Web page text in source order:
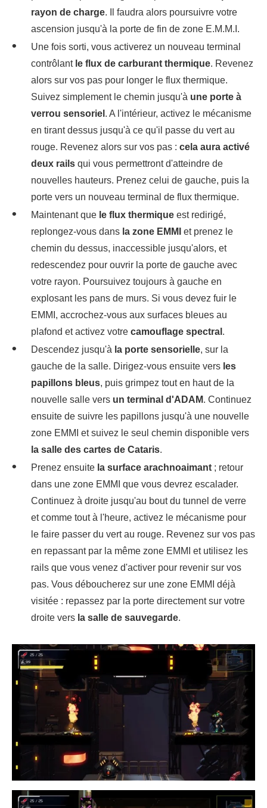
rayon de charge. Il faudra alors poursuivre votre
ascension jusqu'à la porte de fin de zone E.M.M.I.
Une fois sorti, vous activerez un nouveau terminal
contrôlantle flux de carburant thermique. Revenez
alors sur vos pas pour longer le flux thermique.
Suivez simplement le chemin jusqu'à une porte à
verrou sensoriel . A l'intérieur, activez le mécanisme
en tirant dessus jusqu'à ce qu'il passe du vert au
rouge. Revenez alors sur vos pas : cela aura activé
deux rails qui vous permettront d'atteindre de
nouvelles hauteurs. Prenez celui de gauche, puis la
porte vers un nouveau terminal de flux thermique.
Maintenant que le flux thermique est redirigé,
replongez-vous dans la zone EMMI et prenez le
chemin du dessus, inaccessible jusqu'alors, et
redescendez pour ouvrir la porte de gauche avec
votre rayon. Poursuivez toujours à gauche en
explosant les pans de murs. Si vous devez fuir le
EMMI, accrochez-vous aux surfaces bleues au
plafond et activez votre camouflage spectral .
Descendez jusqu'à la porte sensorielle, sur la
gauche de la salle. Dirigez-vous ensuite vers les
papillons bleus, puis grimpez tout en haut de la
nouvelle salle vers un terminal d'ADAM. Continuez
ensuite de suivre les papillons jusqu'à une nouvelle
zone EMMI et suivez le seul chemin disponible vers
la salle des cartes de Cataris.
Prenez ensuite la surface arachnoaimant ; retour
dans une zone EMMI que vous devrez escalader.
Continuez à droite jusqu'au bout du tunnel de verre
et comme tout à l'heure, activez le mécanisme pour
le faire passer du vert au rouge. Revenez sur vos pas
en repassant par la même zone EMMI et utilisez les
rails que vous venez d'activer pour revenir sur vos
pas. Vous déboucherez sur une zone EMMI déjà
visitée : repassez par la porte directement sur votre
droite vers la salle de sauvegarde.